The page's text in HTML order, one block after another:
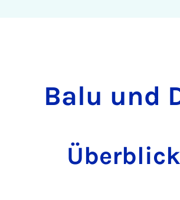
Ba­lu und
Überblick